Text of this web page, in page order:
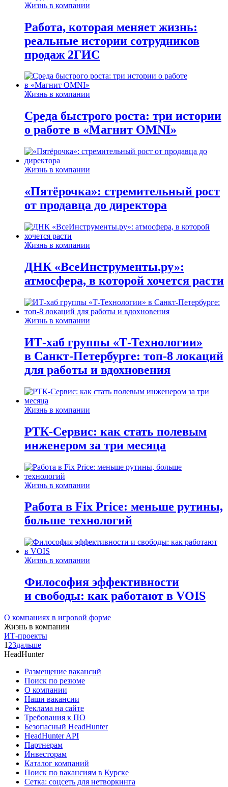
Жизнь в компании
Работа, которая меняет жизнь:
реальные истории сотрудников
продаж 2ГИС
Жизнь в компании
Среда быстрого роста: три истории
о работе в «Магнит OMNI»
Жизнь в компании
«Пятёрочка»: стремительный рост
от продавца до директора
Жизнь в компании
ДНК «ВсеИнструменты.ру»:
атмосфера, в которой хочется расти
Жизнь в компании
ИТ-хаб группы «Т-Технологии»
в Санкт-Петербурге: топ-8 локаций
для работы и вдохновения
Жизнь в компании
РТК-Сервис: как стать полевым
инженером за три месяца
Жизнь в компании
Работа в Fix Price: меньше рутины,
больше технологий
Жизнь в компании
Философия эффективности
и свободы: как работают в VOIS
О компаниях в игровой форме
Жизнь в компании
ИТ-проекты
1 23дальше
HeadHunter
Размещение вакансий
Поиск по резюме
О компании
Наши вакансии
Реклама на сайте
Требования к ПО
Безопасный HeadHunter
HeadHunter API
Партнерам
Инвесторам
Каталог компаний
Поиск по вакансиям в Курске
Сетка: соцсеть для нетворкинга